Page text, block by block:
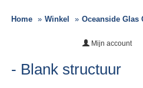
Home Winkel Oceanside Glas
Mijn account
- Blank structuur